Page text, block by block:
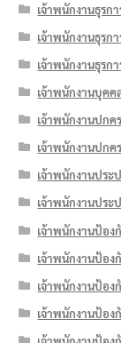
เจ้าพนักงานธุรกา
เจ้าพนักงานธุรก
เจ้าพนักงานธุรก
เจ้าพนักงานบุคค
เจ้าพนักงานปกค
เจ้าพนักงานปกค
เจ้าพนักงานประ
เจ้าพนักงานประ
เจ้าพนักงานป้อง
เจ้าพนักงานป้อ
เจ้าพนักงานป้อง
เจ้าพนักงานป้อ